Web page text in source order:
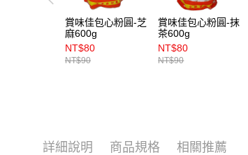
賞味佳包心粉圓-芝
麻600g
NT$80
NT$90
賞味佳包心粉圓-抹
茶600g
NT$80
NT$90
詳細說明 商品規格 相關推薦